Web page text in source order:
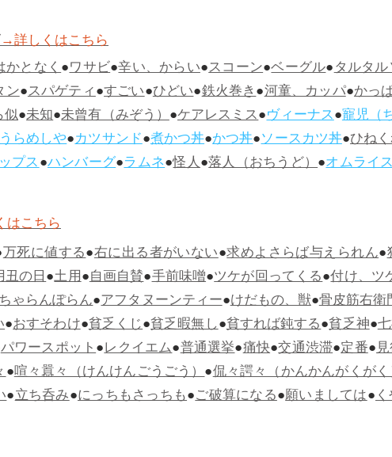
→詳しくはこちら
かとなく●ワサビ●辛い、からい●スコーン●ベーグル●タルタ
ン●スパゲティ●すごい●ひどい●鉄火巻き●河童、カッパ●かっ
似●未知●未曾有（みぞう）●ケアレスミス●ヴィーナス●寵児（
うらめしや●カツサンド●煮かつ丼●かつ丼●ソースカツ丼●ひね
プス●ハンバーグ●ラムネ●怪人●落人（おちうど）●オムライ
はこちら
万死に値する●右に出る者がいない●求めよさらば与えられん●
丑の日●土用●自画自賛●手前味噌●ツケが回ってくる●付け、ツ
ゃらんぽらん●アフタヌーンティー●けだもの、獣●骨皮筋右衛
●おすそわけ●貧乏くじ●貧乏暇無し●貧すれば鈍する●貧乏神●
パワースポット●レクイエム●普通選挙●痛快●交通渋滞●定番●
●喧々囂々（けんけんごうごう）●侃々諤々（かんかんがくが
●立ち呑み●にっちもさっちも●ご破算になる●願いましては●